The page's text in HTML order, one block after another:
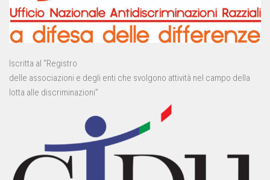
Iscritta al “Registro
delle associazioni e degli enti che svolgono attività nel campo della
lotta alle discriminazioni”